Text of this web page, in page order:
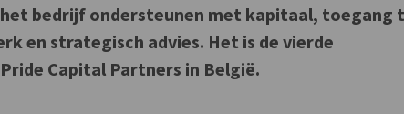
het bedrijf ondersteunen met kapitaal, toegang
en strategisch advies. Het is de vierde
Capital Partners in België.